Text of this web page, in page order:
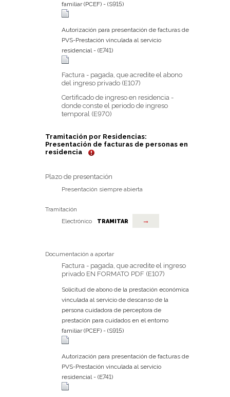
familiar (PCEF) - (S915)
Autorización para presentación de facturas de
PVS-Prestación vinculada al servicio
residencial - (E741)
Factura - pagada, que acredite el abono
del ingreso privado (E107)
Certificado de ingreso en residencia -
donde conste el periodo de ingreso
temporal (E970)
Tramitación por Residencias:
Presentación de facturas de personas en
residencia
Plazo de presentación
Presentación siempre abierta
Tramitación
Electrónico
TRAMITAR →
Documentación a aportar
Factura - pagada, que acredite el ingreso
privado EN FORMATO PDF (E107)
Solicitud de abono de la prestación económica
vinculada al servicio de descanso de la
persona cuidadora de perceptora de
prestación para cuidados en el entorno
familiar (PCEF) - (S915)
Autorización para presentación de facturas de
PVS-Prestación vinculada al servicio
residencial - (E741)